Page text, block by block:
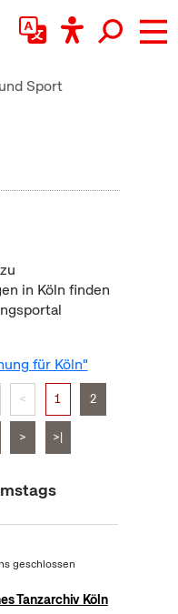
Sport
in Köln finden
für Köln"
< 1 2
> >|
geschlossen
Tanzarchiv Köln